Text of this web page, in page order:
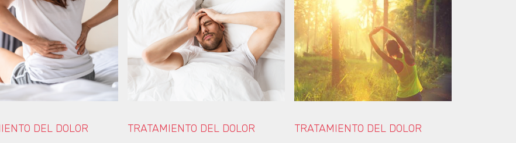
DEL DOLOR TRATAMIENTO DEL DOLOR TRATAMIENTO DEL DOLOR